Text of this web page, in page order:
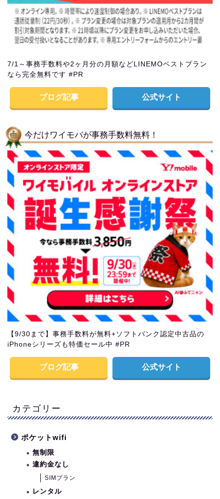
7/1～事務手数料や2ヶ月分の月額などLINEMOベストプラン
なら完全無料です #PR
ブログ記事 公式サイト
今だけワイモバが事務手数料無料！
【9/30まで】事務手数料が無料+ソフトバンク認定中古品の
iPhoneシリーズも特価セール中 #PR
ブログ記事 公式サイト
カテゴリー
ポケットwifi
無制限
違約金なし
SIMプラン
レンタル